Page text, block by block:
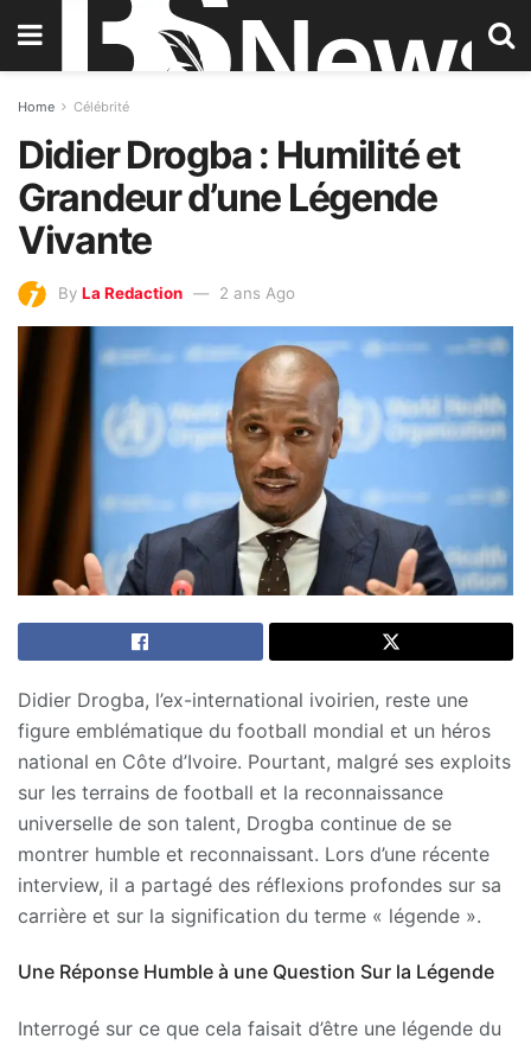
Home Célébrité
Didier Drogba : Humilité et
Grandeur d’une Légende
Vivante
By La Redaction 2 ans Ago
Didier Drogba, l’ex-international ivoirien, reste une
figure emblématique du football mondial et un héros
national en Côte d’Ivoire. Pourtant, malgré ses exploits
sur les terrains de football et la reconnaissance
universelle de son talent, Drogba continue de se
montrer humble et reconnaissant. Lors d’une récente
interview, il a partagé des réflexions profondes sur sa
carrière et sur la signification du terme « légende ».
Une Réponse Humble à une Question Sur la Légende
Interrogé sur ce que cela faisait d’être une légende du